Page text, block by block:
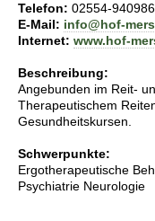
Telefon: 02554-940986
E-Mail: info@hof-
Internet: www.hof-
Beschreibung:
Angebunden im Reit-
Therapeutischem
Gesundheitskursen.
Schwerpunkte:
Ergotherapeutische
Psychiatrie Neurologie